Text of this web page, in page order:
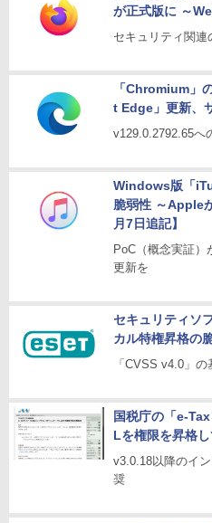
が正式版に ～
セキュリティ関連
「Chromium」
t Edge」更新、
v129.0.2792.65へ
Windows版「
脆弱性 ～Apple
月7日追記】
PoC（概念実証）
更新を
セキュリティソ
カル特権昇格の
「CVSS v4.0」の
国税庁の「e-
Lを権限を昇格
v3.0.18以降のイ
奨